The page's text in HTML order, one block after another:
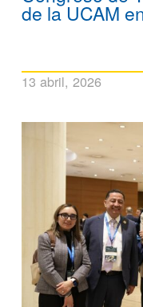
de la UCAM
13 abril, 2026